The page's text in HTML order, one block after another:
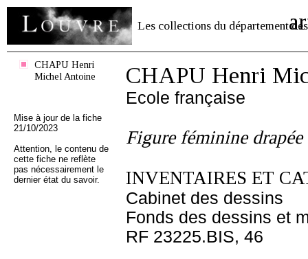
Les collections du département des
CHAPU Henri
Michel Antoine
Mise à jour de la fiche
21/10/2023
Attention, le contenu de
cette fiche ne reflète
pas nécessairement le
dernier état du savoir.
CHAPU Henri
Ecole française
Figure féminine
INVENTAIRES ET
Cabinet des dessins
Fonds des dessins et
RF 23225.BIS, 46